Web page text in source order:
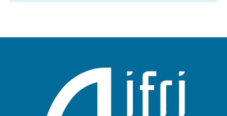
internationales et d'événements à Paris et à Bruxelles,